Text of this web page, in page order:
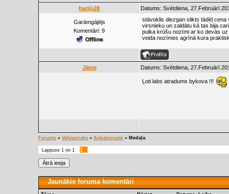
harijs28 Datums: Svētdiena,
Garāmgājējs
Komentāri: 9
stāvoklis diezgan slikts tādēļ
virsnieku un zaldātu kā tas bija
pulka krūšu nozīmi ar ko devās
veida nozīmes agrīnā kura
Jānis Datums: Svētdiena,
Ļoti labs atradums bykova !!!
Forums » Vaļasprieks » Apbalvojumi » Medaļa.
Lappuse 1 no 1 1
Jaunākie foruma komentāri